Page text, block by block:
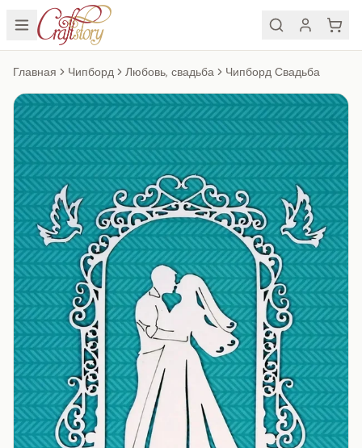
Главная Чипборд Любовь, свадьба Чипборд Свадьба